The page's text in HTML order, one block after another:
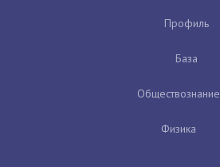
Профиль
База
Обществознание
Физика